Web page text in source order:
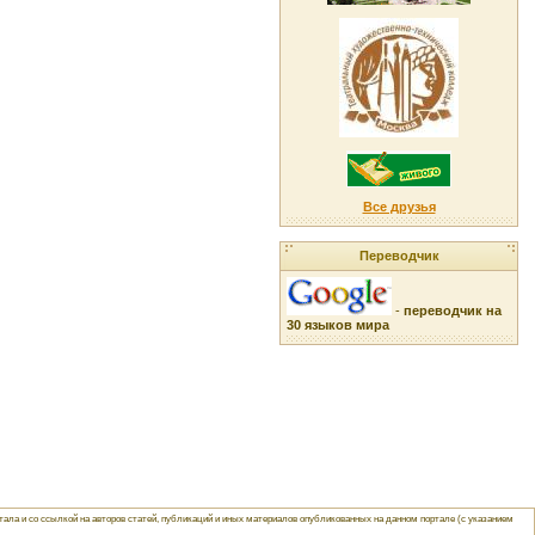
Все друзья
Переводчик
- переводчик на
30 языков мира
и со ссылкой на авторов статей, публикаций и иных материалов опубликованных на данном портале (с указанием